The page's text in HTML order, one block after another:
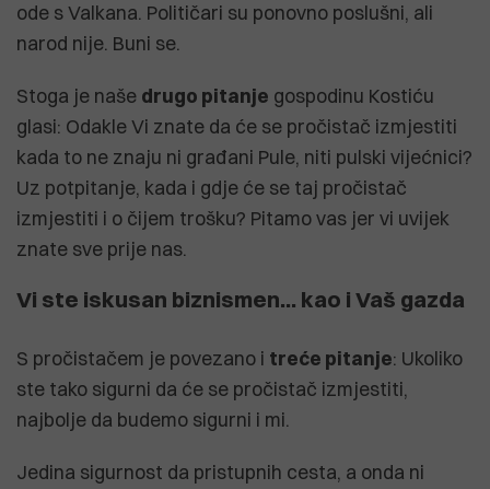
ode s Valkana. Političari su ponovno poslušni, ali
narod nije. Buni se.
Stoga je naše drugo pitanje gospodinu Kostiću
glasi: Odakle Vi znate da će se pročistač izmjestiti
kada to ne znaju ni građani Pule, niti pulski vijećnici?
Uz potpitanje, kada i gdje će se taj pročistač
izmjestiti i o čijem trošku? Pitamo vas jer vi uvijek
znate sve prije nas.
Vi ste iskusan biznismen... kao i Vaš gazda
S pročistačem je povezano i treće pitanje: Ukoliko
ste tako sigurni da će se pročistač izmjestiti,
najbolje da budemo sigurni i mi.
Jedina sigurnost da pristupnih cesta, a onda ni